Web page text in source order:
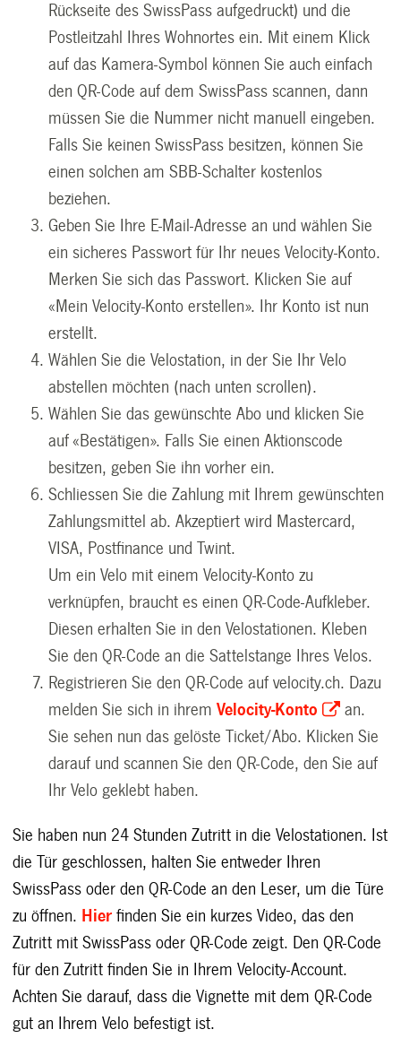
Rückseite des SwissPass aufgedruckt) und die
Postleitzahl Ihres Wohnortes ein. Mit einem Klick
auf das Kamera-Symbol können Sie auch einfach
den QR-Code auf dem SwissPass scannen, dann
müssen Sie die Nummer nicht manuell eingeben.
Falls Sie keinen SwissPass besitzen, können Sie
einen solchen am SBB-Schalter kostenlos
beziehen.
Geben Sie Ihre E-Mail-Adresse an und wählen Sie
ein sicheres Passwort für Ihr neues Velocity-Konto.
Merken Sie sich das Passwort. Klicken Sie auf
«Mein Velocity-Konto erstellen». Ihr Konto ist nun
erstellt.
Wählen Sie die Velostation, in der Sie Ihr Velo
abstellen möchten (nach unten scrollen).
Wählen Sie das gewünschte Abo und klicken Sie
auf «Bestätigen». Falls Sie einen Aktionscode
besitzen, geben Sie ihn vorher ein.
Schliessen Sie die Zahlung mit Ihrem gewünschten
Zahlungsmittel ab. Akzeptiert wird Mastercard,
VISA, Postfinance und Twint.
Um ein Velo mit einem Velocity-Konto zu
verknüpfen, braucht es einen QR-Code-Aufkleber.
Diesen erhalten Sie in den Velostationen. Kleben
Sie den QR-Code an die Sattelstange Ihres Velos.
Registrieren Sie den QR-Code auf velocity.ch. Dazu
melden Sie sich in ihremVelocity-Konto
an.
Sie sehen nun das gelöste Ticket/Abo. Klicken Sie
darauf und scannen Sie den QR-Code, den Sie auf
Ihr Velo geklebt haben.
Sie haben nun 24 Stunden Zutritt in die Velostationen. Ist
die Tür geschlossen, halten Sie entweder Ihren
SwissPass oder den QR-Code an den Leser, um die Türe
zu öffnen. Hier finden Sie ein kurzes Video, das den
Zutritt mit SwissPass oder QR-Code zeigt. Den QR-Code
für den Zutritt finden Sie in Ihrem Velocity-Account.
Achten Sie darauf, dass die Vignette mit dem QR-Code
gut an Ihrem Velo befestigt ist.